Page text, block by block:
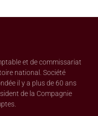
et de commissariat
national. Société
il y a plus de 60 ans
de la Compagnie